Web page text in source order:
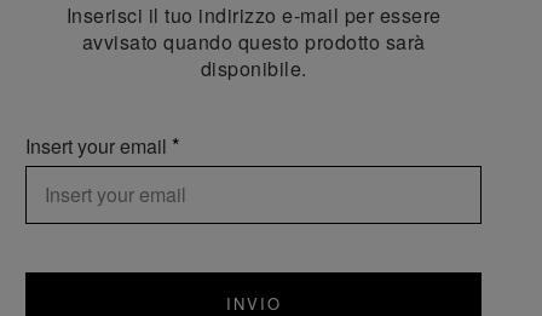
Inserisci il tuo indirizzo e-mail per essere
avvisato quando questo prodotto sarà
disponibile.
Insert your email
INVIO